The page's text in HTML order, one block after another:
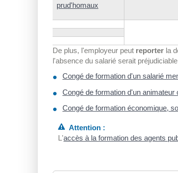
prud'homaux
De plus, l'employeur peut reporter la
l'absence du salarié serait
Congé de formation d'un salarié
Congé de formation d'un animateur
Congé de formation économique,
Attention :
L'accès à la formation des agents